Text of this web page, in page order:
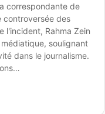
correspondante de
controversée des
l'incident, Rahma Zein
soulignant
dans le journalisme.